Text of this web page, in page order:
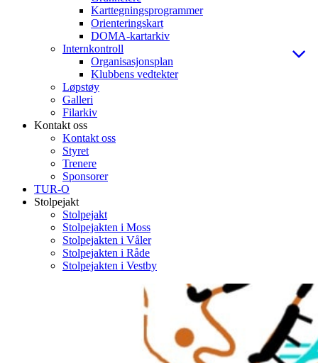
Karttegningsprogrammer
Orienteringskart
DOMA-kartarkiv
Internkontroll
Organisasjonsplan
Klubbens vedtekter
Løpstøy
Galleri
Filarkiv
Kontakt oss
Kontakt oss
Styret
Trenere
Sponsorer
TUR-O
Stolpejakt
Stolpejakt
Stolpejakten i Moss
Stolpejakten i Våler
Stolpejakten i Råde
Stolpejakten i Vestby